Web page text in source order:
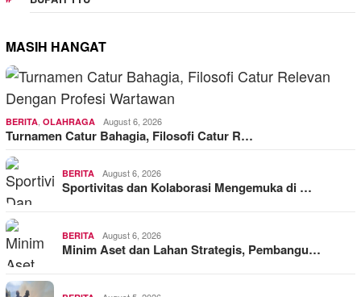
MASIH HANGAT
BERITA OLAHRAGA August 6, 2026
Turnamen Catur Bahagia, Filosofi Catur R…
BERITA August 6, 2026
Sportivitas dan Kolaborasi Mengemuka di …
BERITA August 6, 2026
Minim Aset dan Lahan Strategis, Pembangu…